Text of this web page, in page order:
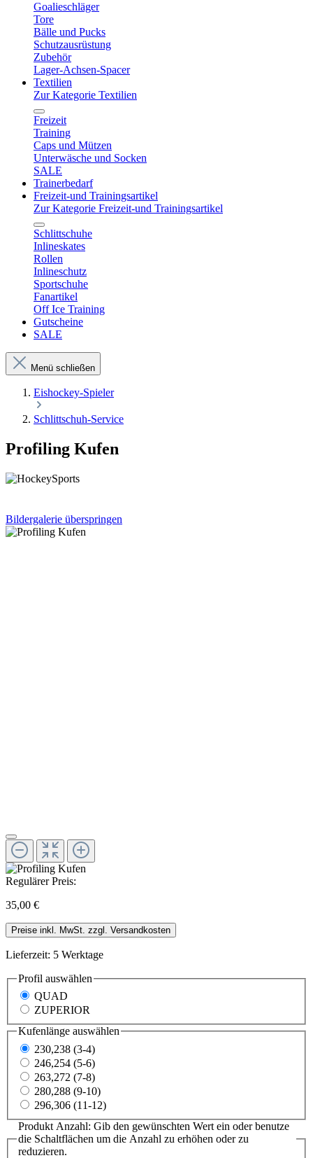
Goalieschläger
Tore
Bälle und Pucks
Schutzausrüstung
Zubehör
Lager-Achsen-Spacer
Textilien
Zur Kategorie Textilien
Freizeit
Training
Caps und Mützen
Unterwäsche und Socken
SALE
Trainerbedarf
Freizeit-und Trainingsartikel
Zur Kategorie Freizeit-und Trainingsartikel
Schlittschuhe
Inlineskates
Rollen
Inlineschutz
Sportschuhe
Fanartikel
Off Ice Training
Gutscheine
SALE
Menü schließen
Eishockey-Spieler
Schlittschuh-Service
Profiling Kufen
Bildergalerie überspringen
Regulärer Preis:
35,00 €
Preise inkl. MwSt. zzgl. Versandkosten
Lieferzeit: 5 Werktage
Profil auswählen
QUAD
ZUPERIOR
Kufenlänge auswählen
230,238 (3-4)
246,254 (5-6)
263,272 (7-8)
280,288 (9-10)
296,306 (11-12)
Produkt Anzahl: Gib den gewünschten Wert ein oder benutze
die Schaltflächen um die Anzahl zu erhöhen oder zu
reduzieren.